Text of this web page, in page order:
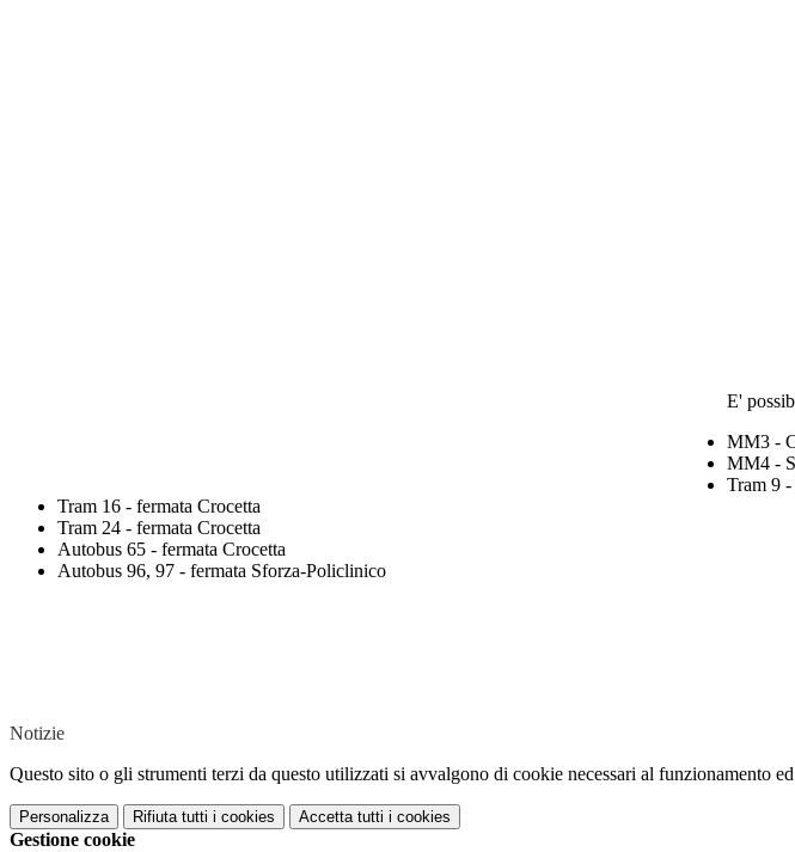
E'
MM3 -
MM4 -
Tram 9
Tram 16 - fermata Crocetta
Tram 24 - fermata Crocetta
Autobus 65 - fermata Crocetta
Autobus 96, 97 - fermata Sforza-Policlinico
Notizie
Questo sito o gli strumenti terzi da questo utilizzati si avvalgono di cookie necessari al funzionamento
Personalizza Rifiuta tutti i cookies Accetta tutti i cookies
Gestione cookie